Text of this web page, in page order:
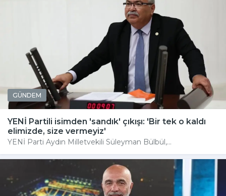
GÜNDEM
YENİ Partili isimden 'sandık' çıkışı: 'Bir tek o kaldı
elimizde, size vermeyiz'
YENİ Parti Aydın Milletvekili Süleyman Bülbül,...